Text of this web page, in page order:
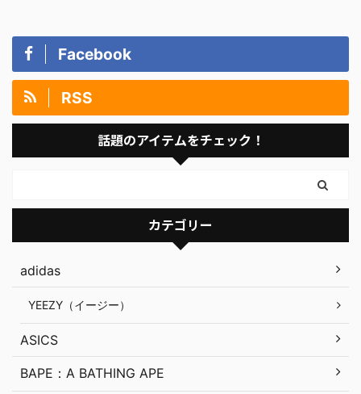
Facebook
RSS
話題のアイテムをチェック！
カテゴリー
adidas
YEEZY（イージー）
ASICS
BAPE：A BATHING APE